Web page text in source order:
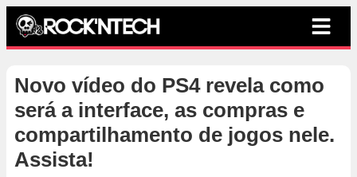
Novo vídeo do PS4 revela como
será a interface, as compras e
compartilhamento de jogos nele.
Assista!